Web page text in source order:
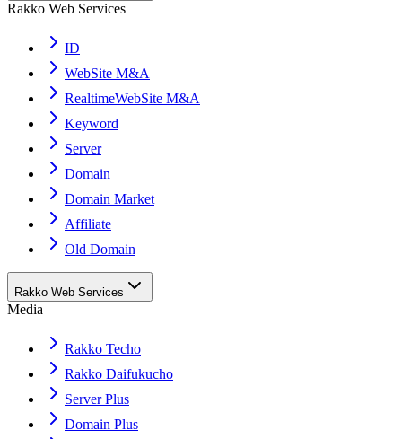
Rakko Web Services
ID
WebSite M&A
RealtimeWebSite M&A
Keyword
Server
Domain
Domain Market
Affiliate
Old Domain
Rakko Web Services
Media
Rakko Techo
Rakko Daifukucho
Server Plus
Domain Plus